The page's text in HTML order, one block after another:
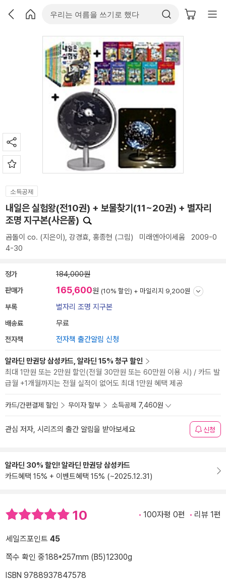
소득공제
내일은 실험왕(전10권) + 보물찾기(11~20권) + 별자리
조명 지구본(사은품)
곰돌이 co. (지은이), 강경효, 홍종현 (그림) 미래엔아이세움 2009-0
4-30
정가 184,000원
판매가 165,600원 (10% 할인) + 마일리지 9,200원
부록 별자리 조명 지구본
배송료 무료
전자책 전자책 출간알림 신청
알라딘 만권당 삼성카드, 알라딘 15% 청구 할인
최대 1만원 또는 2만원 할인(전월 30만원 또는 60만원 이용 시) / 카드 발
급월 +1개월까지는 전월 실적이 없어도 최대 1만원 혜택 제공
카드/간편결제 할인 무이자 할부 소득공제 7,460원
관심 저자, 시리즈의 출간 알림을 받아보세요 신청
알라딘 30% 할인! 알라딘 만권당 삼성카드
카드혜택 15% + 이벤트혜택 15% (~2025.12.31)
10 100자평 0편 리뷰 1편
세일즈포인트 45
쪽수 확인 중188*257mm (B5)12300g
ISBN 9788937847578